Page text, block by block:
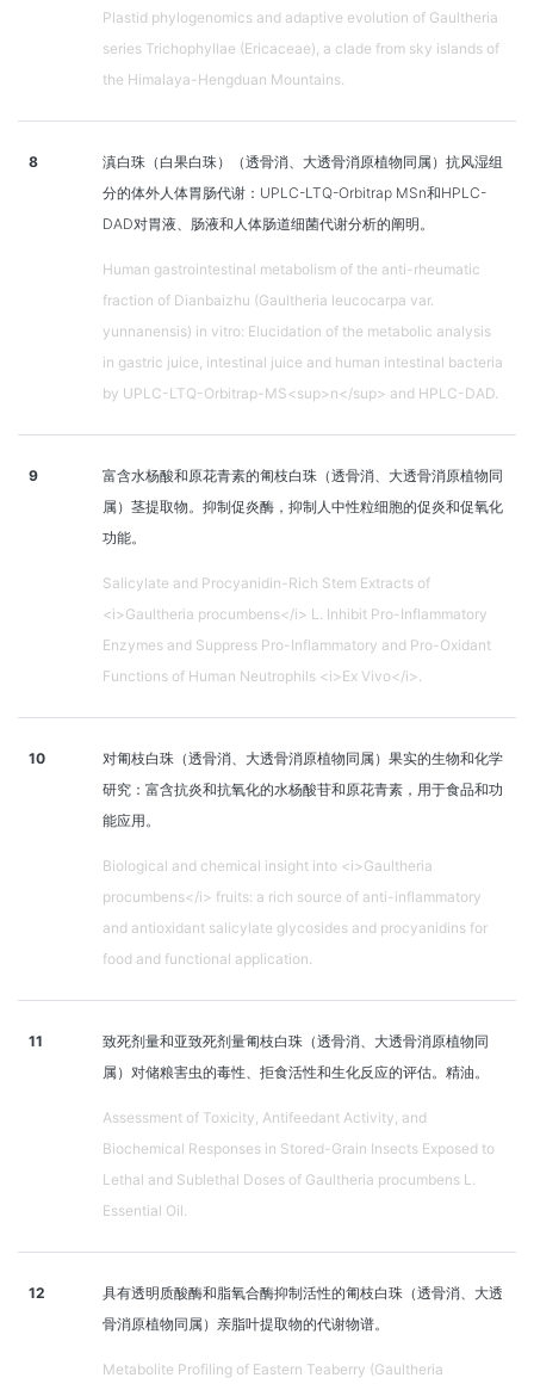
Plastid phylogenomics and adaptive evolution of Gaultheria
series Trichophyllae (Ericaceae), a clade from sky islands of
the Himalaya-Hengduan Mountains.
8
滇白珠（白果白珠）（透骨消、大透骨消原植物同属）抗风湿组
分的体外人体胃肠代谢：UPLC-LTQ-Orbitrap MSn和HPLC-
DAD对胃液、肠液和人体肠道细菌代谢分析的阐明。
Human gastrointestinal metabolism of the anti-rheumatic
fraction of Dianbaizhu (Gaultheria leucocarpa var.
yunnanensis) in vitro: Elucidation of the metabolic analysis
in gastric juice, intestinal juice and human intestinal bacteria
by UPLC-LTQ-Orbitrap-MS<sup>n</sup> and HPLC-DAD.
9
富含水杨酸和原花青素的匍枝白珠（透骨消、大透骨消原植物同
属）茎提取物。抑制促炎酶，抑制人中性粒细胞的促炎和促氧化
功能。
Salicylate and Procyanidin-Rich Stem Extracts of
<i>Gaultheria procumbens</i> L. Inhibit Pro-Inflammatory
Enzymes and Suppress Pro-Inflammatory and Pro-Oxidant
Functions of Human Neutrophils <i>Ex Vivo</i>.
10
对匍枝白珠（透骨消、大透骨消原植物同属）果实的生物和化学
研究：富含抗炎和抗氧化的水杨酸苷和原花青素，用于食品和功
能应用。
Biological and chemical insight into <i>Gaultheria
procumbens</i> fruits: a rich source of anti-inflammatory
and antioxidant salicylate glycosides and procyanidins for
food and functional application.
11
致死剂量和亚致死剂量匍枝白珠（透骨消、大透骨消原植物同
属）对储粮害虫的毒性、拒食活性和生化反应的评估。精油。
Assessment of Toxicity, Antifeedant Activity, and
Biochemical Responses in Stored-Grain Insects Exposed to
Lethal and Sublethal Doses of Gaultheria procumbens L.
Essential Oil.
12
具有透明质酸酶和脂氧合酶抑制活性的匍枝白珠（透骨消、大透
骨消原植物同属）亲脂叶提取物的代谢物谱。
Metabolite Profiling of Eastern Teaberry (Gaultheria